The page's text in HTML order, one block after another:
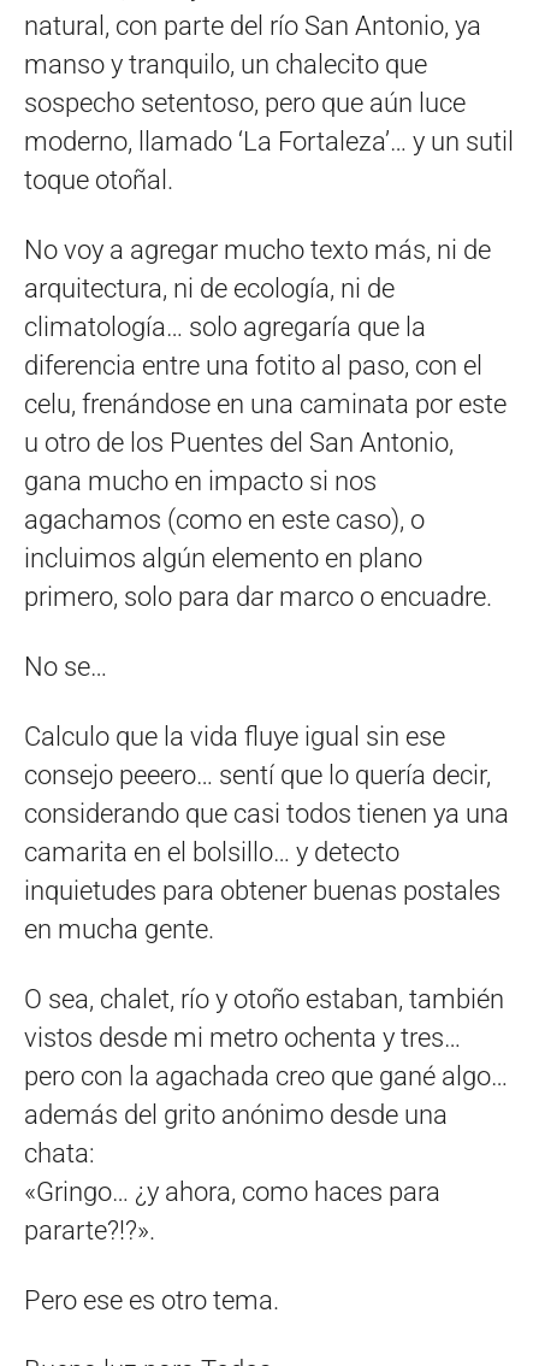
natural, con parte del río San Antonio, ya
manso y tranquilo, un chalecito que
sospecho setentoso, pero que aún luce
moderno, llamado ‘La Fortaleza’… y un sutil
toque otoñal.
No voy a agregar mucho texto más, ni de
arquitectura, ni de ecología, ni de
climatología… solo agregaría que la
diferencia entre una fotito al paso, con el
celu, frenándose en una caminata por este
u otro de los Puentes del San Antonio,
gana mucho en impacto si nos
agachamos (como en este caso), o
incluimos algún elemento en plano
primero, solo para dar marco o encuadre.
No se…
Calculo que la vida fluye igual sin ese
consejo peeero… sentí que lo quería decir,
considerando que casi todos tienen ya una
camarita en el bolsillo… y detecto
inquietudes para obtener buenas postales
en mucha gente.
O sea, chalet, río y otoño estaban, también
vistos desde mi metro ochenta y tres…
pero con la agachada creo que gané algo…
además del grito anónimo desde una
chata:
«Gringo… ¿y ahora, como haces para
pararte?!?».
Pero ese es otro tema.